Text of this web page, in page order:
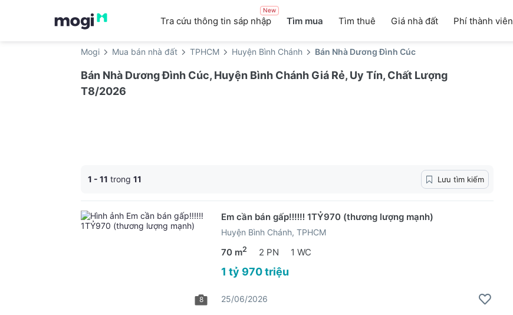
Tra cứu thông tin sáp nhập
New
Tìm mua Tìm thuê Giá nhà đất Phí thành viên
Mogi Mua bán nhà đất TPHCM Huyện Bình Chánh Bán Nhà Dương Đình Cúc
Bán Nhà Dương Đình Cúc, Huyện Bình Chánh Giá Rẻ, Uy Tín, Chất Lượng
T8/2026
1 - 11 trong 11 Lưu tìm kiếm
8
Em cần bán gấp‼️‼️‼️ 1TỶ970 (thương lượng mạnh)
Huyện Bình Chánh, TPHCM
70 m2 2 PN 1 WC
1 tỷ 970 triệu
25/06/2026